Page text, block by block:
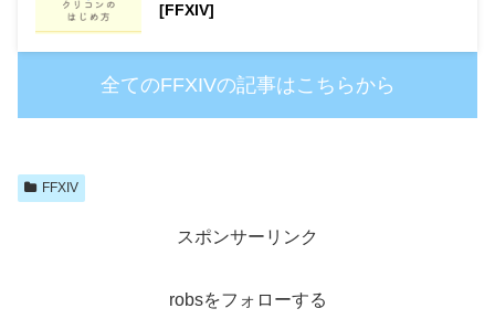
[FFXIV]
全てのFFXIVの記事はこちらから
FFXIV
スポンサーリンク
robsをフォローする